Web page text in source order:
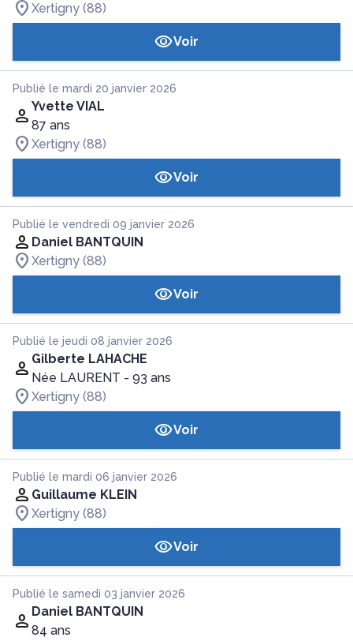
Xertigny (88)
Voir
Publié le mardi 20 janvier 2026
Yvette VIAL
87 ans
Xertigny (88)
Voir
Publié le vendredi 09 janvier 2026
Daniel BANTQUIN
Xertigny (88)
Voir
Publié le jeudi 08 janvier 2026
Gilberte LAHACHE
Née LAURENT - 93 ans
Xertigny (88)
Voir
Publié le mardi 06 janvier 2026
Guillaume KLEIN
Xertigny (88)
Voir
Publié le samedi 03 janvier 2026
Daniel BANTQUIN
84 ans